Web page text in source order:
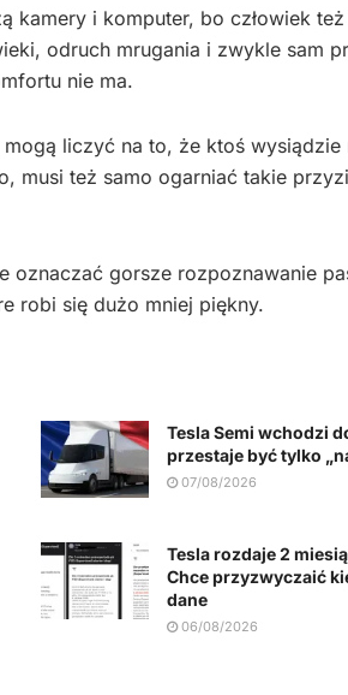
kamery i komputer, bo człowiek
odruch mrugania i zwykle sam
nie ma.
liczyć na to, że ktoś wysiądzie
musi też samo ogarniać takie
oznaczać gorsze rozpoznawanie
robi się dużo mniej piękny.
Tesla Semi wchodzi
przestaje być tylko
07/08/2026
Tesla rozdaje 2
Chce przyzwyczaić
dane
06/08/2026